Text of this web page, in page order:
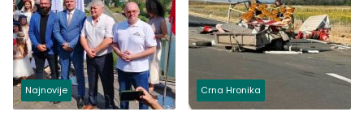
Najnovije Crna Hronika